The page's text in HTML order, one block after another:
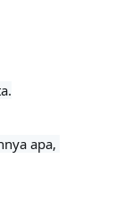
apa,